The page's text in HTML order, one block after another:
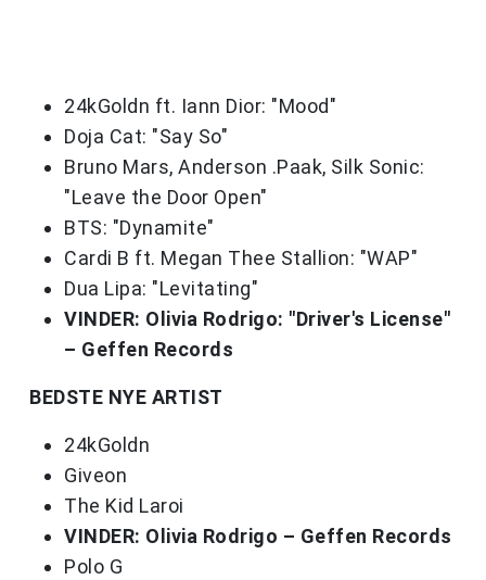
24kGoldn ft. Iann Dior: "Mood"
Doja Cat: "Say So"
Bruno Mars, Anderson .Paak, Silk Sonic:
"Leave the Door Open"
BTS: "Dynamite"
Cardi B ft. Megan Thee Stallion: "WAP"
Dua Lipa: "Levitating"
VINDER: Olivia Rodrigo: "Driver's License"
– Geffen Records
BEDSTE NYE ARTIST
24kGoldn
Giveon
The Kid Laroi
VINDER: Olivia Rodrigo – Geffen Records
Polo G